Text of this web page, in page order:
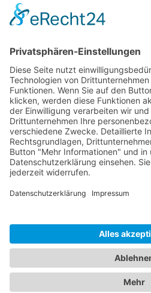
Sponsoren
Kontakt
Social Media
Rechtliches